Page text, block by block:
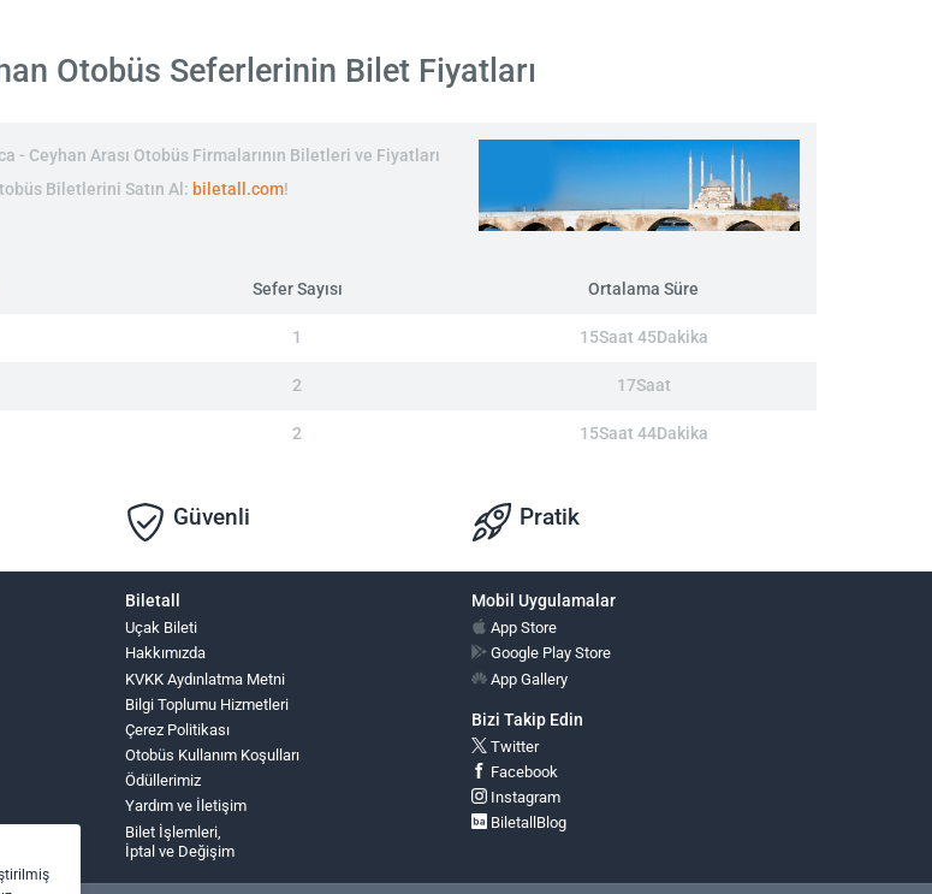
Otobüs Seferlerinin Bilet Fiyatları
- Ceyhan Arası Otobüs Firmalarının Biletleri ve Fiyatları
Biletlerini Satın Al: biletall.com!
Sefer Sayısı Ortalama Süre
1 15Saat 45Dakika
2 17Saat
2 15Saat 44Dakika
Güvenli Pratik
Biletall
Uçak Bileti
Hakkımızda
KVKK Aydınlatma Metni
Bilgi Toplumu Hizmetleri
Çerez Politikası
Otobüs Kullanım Koşulları
Ödüllerimiz
Yardım ve İletişim
Bilet İşlemleri,
İptal ve Değişim
Mobil Uygulamalar
App Store
Google Play Store
App Gallery
Bizi Takip Edin
Twitter
Facebook
Instagram
BiletallBlog